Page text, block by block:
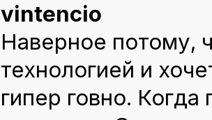
vintencio
Наверное потому,
технологией и
гипер говно.